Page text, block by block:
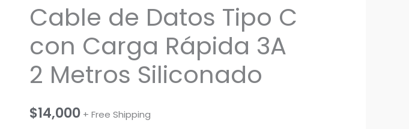
Cable de Datos Tipo C
con Carga Rápida 3A
2 Metros Siliconado
$14,000 + Free Shipping